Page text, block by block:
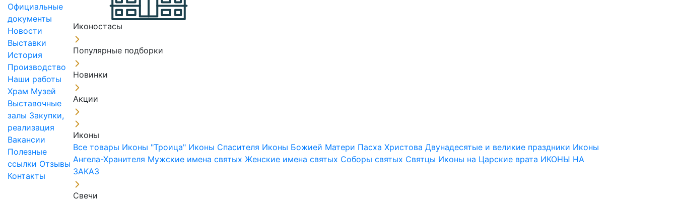
Официальные
документы
Новости
Выставки
История
Производство
Наши работы
Храм Музей
Выставочные
залы Закупки,
реализация
Вакансии
Полезные
ссылки Отзывы
Контакты
Иконостасы
Популярные подборки
Новинки
Акции
Иконы
Все товары Иконы "Троица" Иконы Спасителя Иконы Божией Матери Пасха ХристоваДвунадесятые и великие праздники Иконы
Ангела-Хранителя Мужские имена святыхЖенские имена святых Соборы святых Святцы Иконы на Царские врата ИКОНЫ НА
ЗАКАЗ
Свечи